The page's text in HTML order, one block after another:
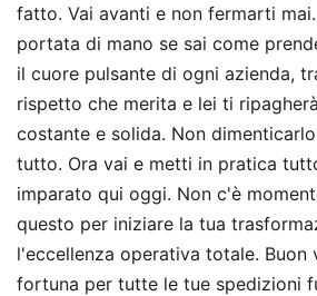
fatto. Vai avanti e non fermarti
portata di mano se sai come
il cuore pulsante di ogni azienda,
rispetto che merita e lei ti
costante e solida. Non
tutto. Ora vai e metti in pratica
imparato qui oggi. Non c'è
questo per iniziare la tua
l'eccellenza operativa totale. Buon
fortuna per tutte le tue spedizioni